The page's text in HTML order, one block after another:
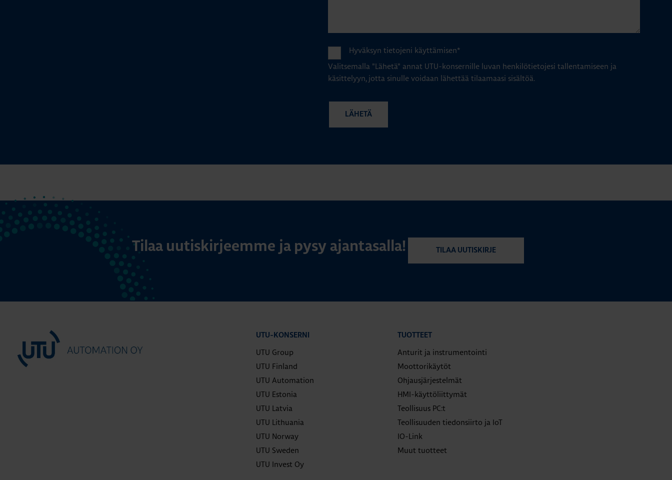
Hyväksyn tietojeni käyttämisen*
Valitsemalla "Lähetä" annat UTU-konsernille luvan henkilötietojesi tallentamiseen ja
käsittelyyn, jotta sinulle voidaan lähettää tilaamaasi sisältöä.
Tilaa uutiskirjeemme ja pysy ajantasalla! TILAA UUTISKIRJE
UTU-KONSERNI
UTU Group
UTU Finland
UTU Automation
UTU Estonia
UTU Latvia
UTU Lithuania
UTU Norway
UTU Sweden
UTU Invest Oy
TUOTTEET
Anturit ja instrumentointi
Moottorikäytöt
Ohjausjärjestelmät
HMI-käyttöliittymät
Teollisuus PC:t
Teollisuuden tiedonsiirto ja IoT
IO-Link
Muut tuotteet